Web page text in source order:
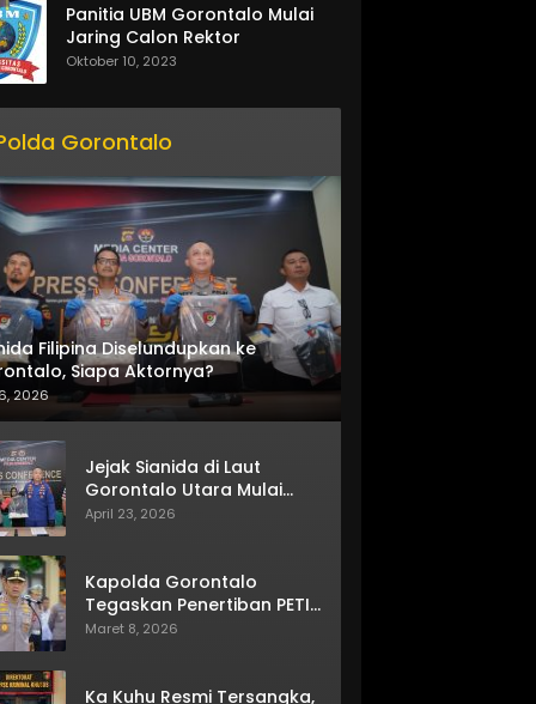
Panitia UBM Gorontalo Mulai
Jaring Calon Rektor
Oktober 10, 2023
Gorontalo
Filipina Diselundupkan ke
Siapa Aktornya?
2026
Jejak Sianida di Laut
Gorontalo Utara Mulai
Terkuak
April 23, 2026
Kapolda Gorontalo
Tegaskan Penertiban PETI
Terus Berjalan
Maret 8, 2026
Ka Kuhu Resmi Tersangka,